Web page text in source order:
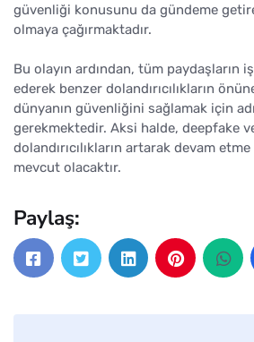
güvenliği konusunu da gündeme
olmaya çağırmaktadır.
Bu olayın ardından, tüm paydaşların
ederek benzer dolandırıcılıkların
dünyanın güvenliğini sağlamak için
gerekmektedir. Aksi halde, deepfake
dolandırıcılıkların artarak devam
mevcut olacaktır.
Paylaş: